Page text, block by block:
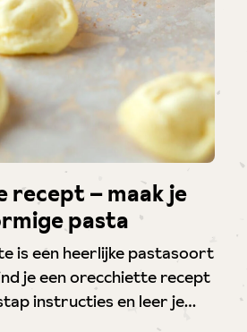
recept – maak je
pasta
is een heerlijke pastasoort
je een orecchiette recept
instructies en leer je…